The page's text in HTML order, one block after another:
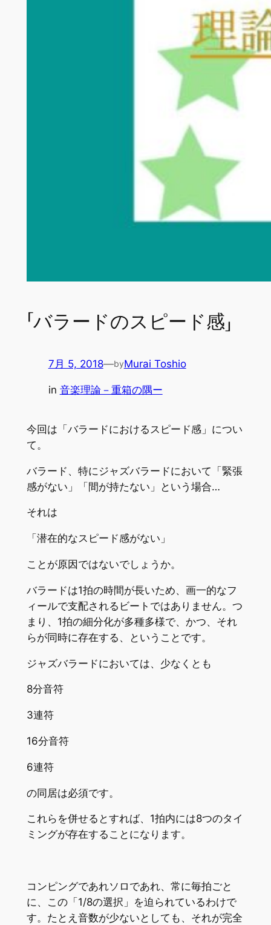
「バラードのスピード感」
7月 5, 2018—byMurai Toshio
in 音楽理論－重箱の隅ー
今回は「バラードにおけるスピード感」につい
て。
バラード、特にジャズバラードにおいて「緊張
感がない」「間が持たない」という場合…
それは
「潜在的なスピード感がない」
ことが原因ではないでしょうか。
バラードは1拍の時間が長いため、画一的なフ
ィールで支配されるビートではありません。つ
まり、1拍の細分化が多種多様で、かつ、それ
らが同時に存在する、ということです。
ジャズバラードにおいては、少なくとも
8分音符
3連符
16分音符
6連符
の同居は必須です。
これらを併せるとすれば、1拍内には8つのタイ
ミングが存在することになります。
コンピングであれソロであれ、常に毎拍ごと
に、この「1/8の選択」を迫られているわけで
す。たとえ音数が少ないとしても、それが完全